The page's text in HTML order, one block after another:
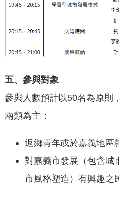
五、參與對象
參與人數預計以50名為原則
兩類為主：
返鄉青年或於嘉義地區
對嘉義市發展（包含城
市風格塑造）有興趣之